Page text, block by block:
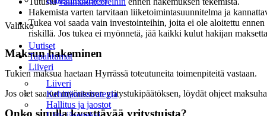
Valikko
Uutiset
Tapahtumat
Liiveri
Liiveri
Kehittämisstrategia
Hallitus ja jaostot
Hakemista varten tarvitaan liiketoimintasuunnitelma ja
Tukea voi saada vain investointeihin, joita ei ole aloitettu
riskillä. Jos tukea ei myönnetä, jää kaikki kulut hakijan
Maksun hakeminen
Tukien maksua haetaan Hyrrässä toteutuneita toimenpiteitä vastaan.
Jos olet saanut myönteisen yritystukipäätöksen, löydät ohjeet
Onko sinulla kysyttävää yritystuista?